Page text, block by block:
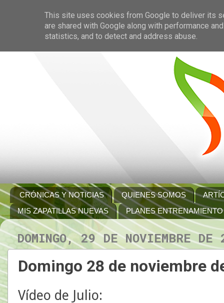
CRÓNICAS Y NOTICIAS QUIENES SOMOS
MIS ZAPATILLAS NUEVAS
PLANES ENTRENAMIENTO
DOMINGO, 29 DE NOVIEMBRE DE
Domingo 28 de noviembre
Vídeo de Julio:
This site uses cookies from Google to deliver its
are shared with Google along with performance
statistics, and to detect and address abuse.